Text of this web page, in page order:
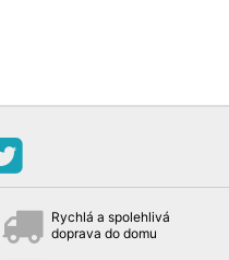
Rychlá a spolehlivá
doprava do domu